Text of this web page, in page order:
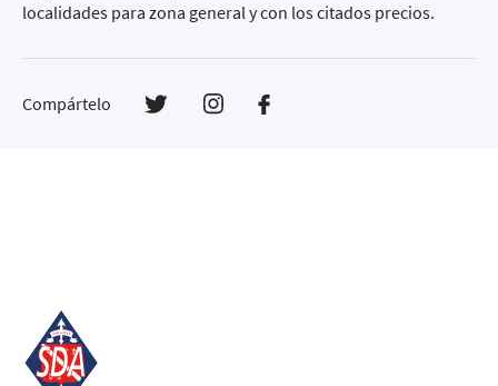
localidades para zona general y con los citados precios.
Compártelo